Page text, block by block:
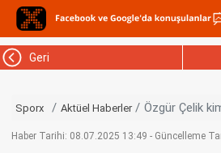
Geri
Sporx Aktüel Haberler Özgür Çelik
Haber Tarihi: 08.07.2025 13:49 - Güncelleme